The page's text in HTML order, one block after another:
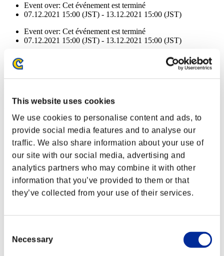
This website uses cookies
We use cookies to personalise content and ads, to
provide social media features and to analyse our
traffic. We also share information about your use of
our site with our social media, advertising and
analytics partners who may combine it with other
information that you’ve provided to them or that
they’ve collected from your use of their services.
Selection
Necessary
Event over: Cet événement est terminé
07.12.2021 15:00 (JST) - 13.12.2021 15:00 (JST)
Event over: Cet événement est terminé
07.12.2021 15:00 (JST) - 13.12.2021 15:00 (JST)
07.12.2021 15:00 (JST) - 13.12.2021 15:00 (JST)
Succès
NV personnage: 100 ou moins
Lv.1
NV personnage: 80 ou moins
Sentinelle